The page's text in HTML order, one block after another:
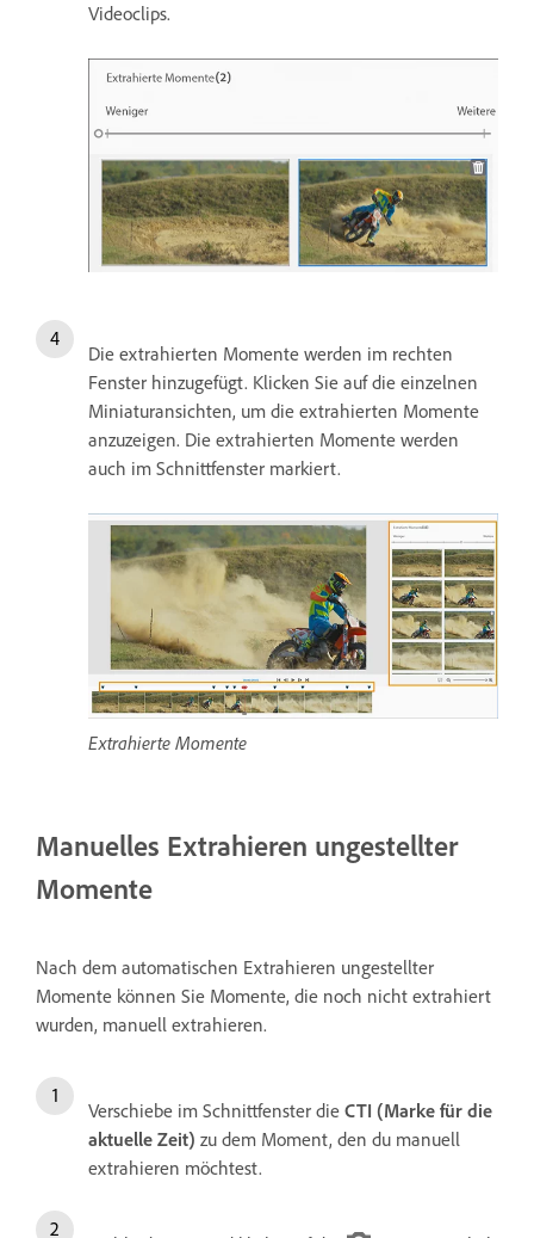
Videoclips.
Die extrahierten Momente werden im rechten
Fenster hinzugefügt. Klicken Sie auf die einzelnen
Miniaturansichten, um die extrahierten Momente
anzuzeigen. Die extrahierten Momente werden
auch im Schnittfenster markiert.
Extrahierte Momente
Manuelles Extrahieren ungestellter
Momente
Nach dem automatischen Extrahieren ungestellter
Momente können Sie Momente, die noch nicht extrahiert
wurden, manuell extrahieren.
Verschiebe im Schnittfenster die CTI (Marke für die
aktuelle Zeit) zu dem Moment, den du manuell
extrahieren möchtest.